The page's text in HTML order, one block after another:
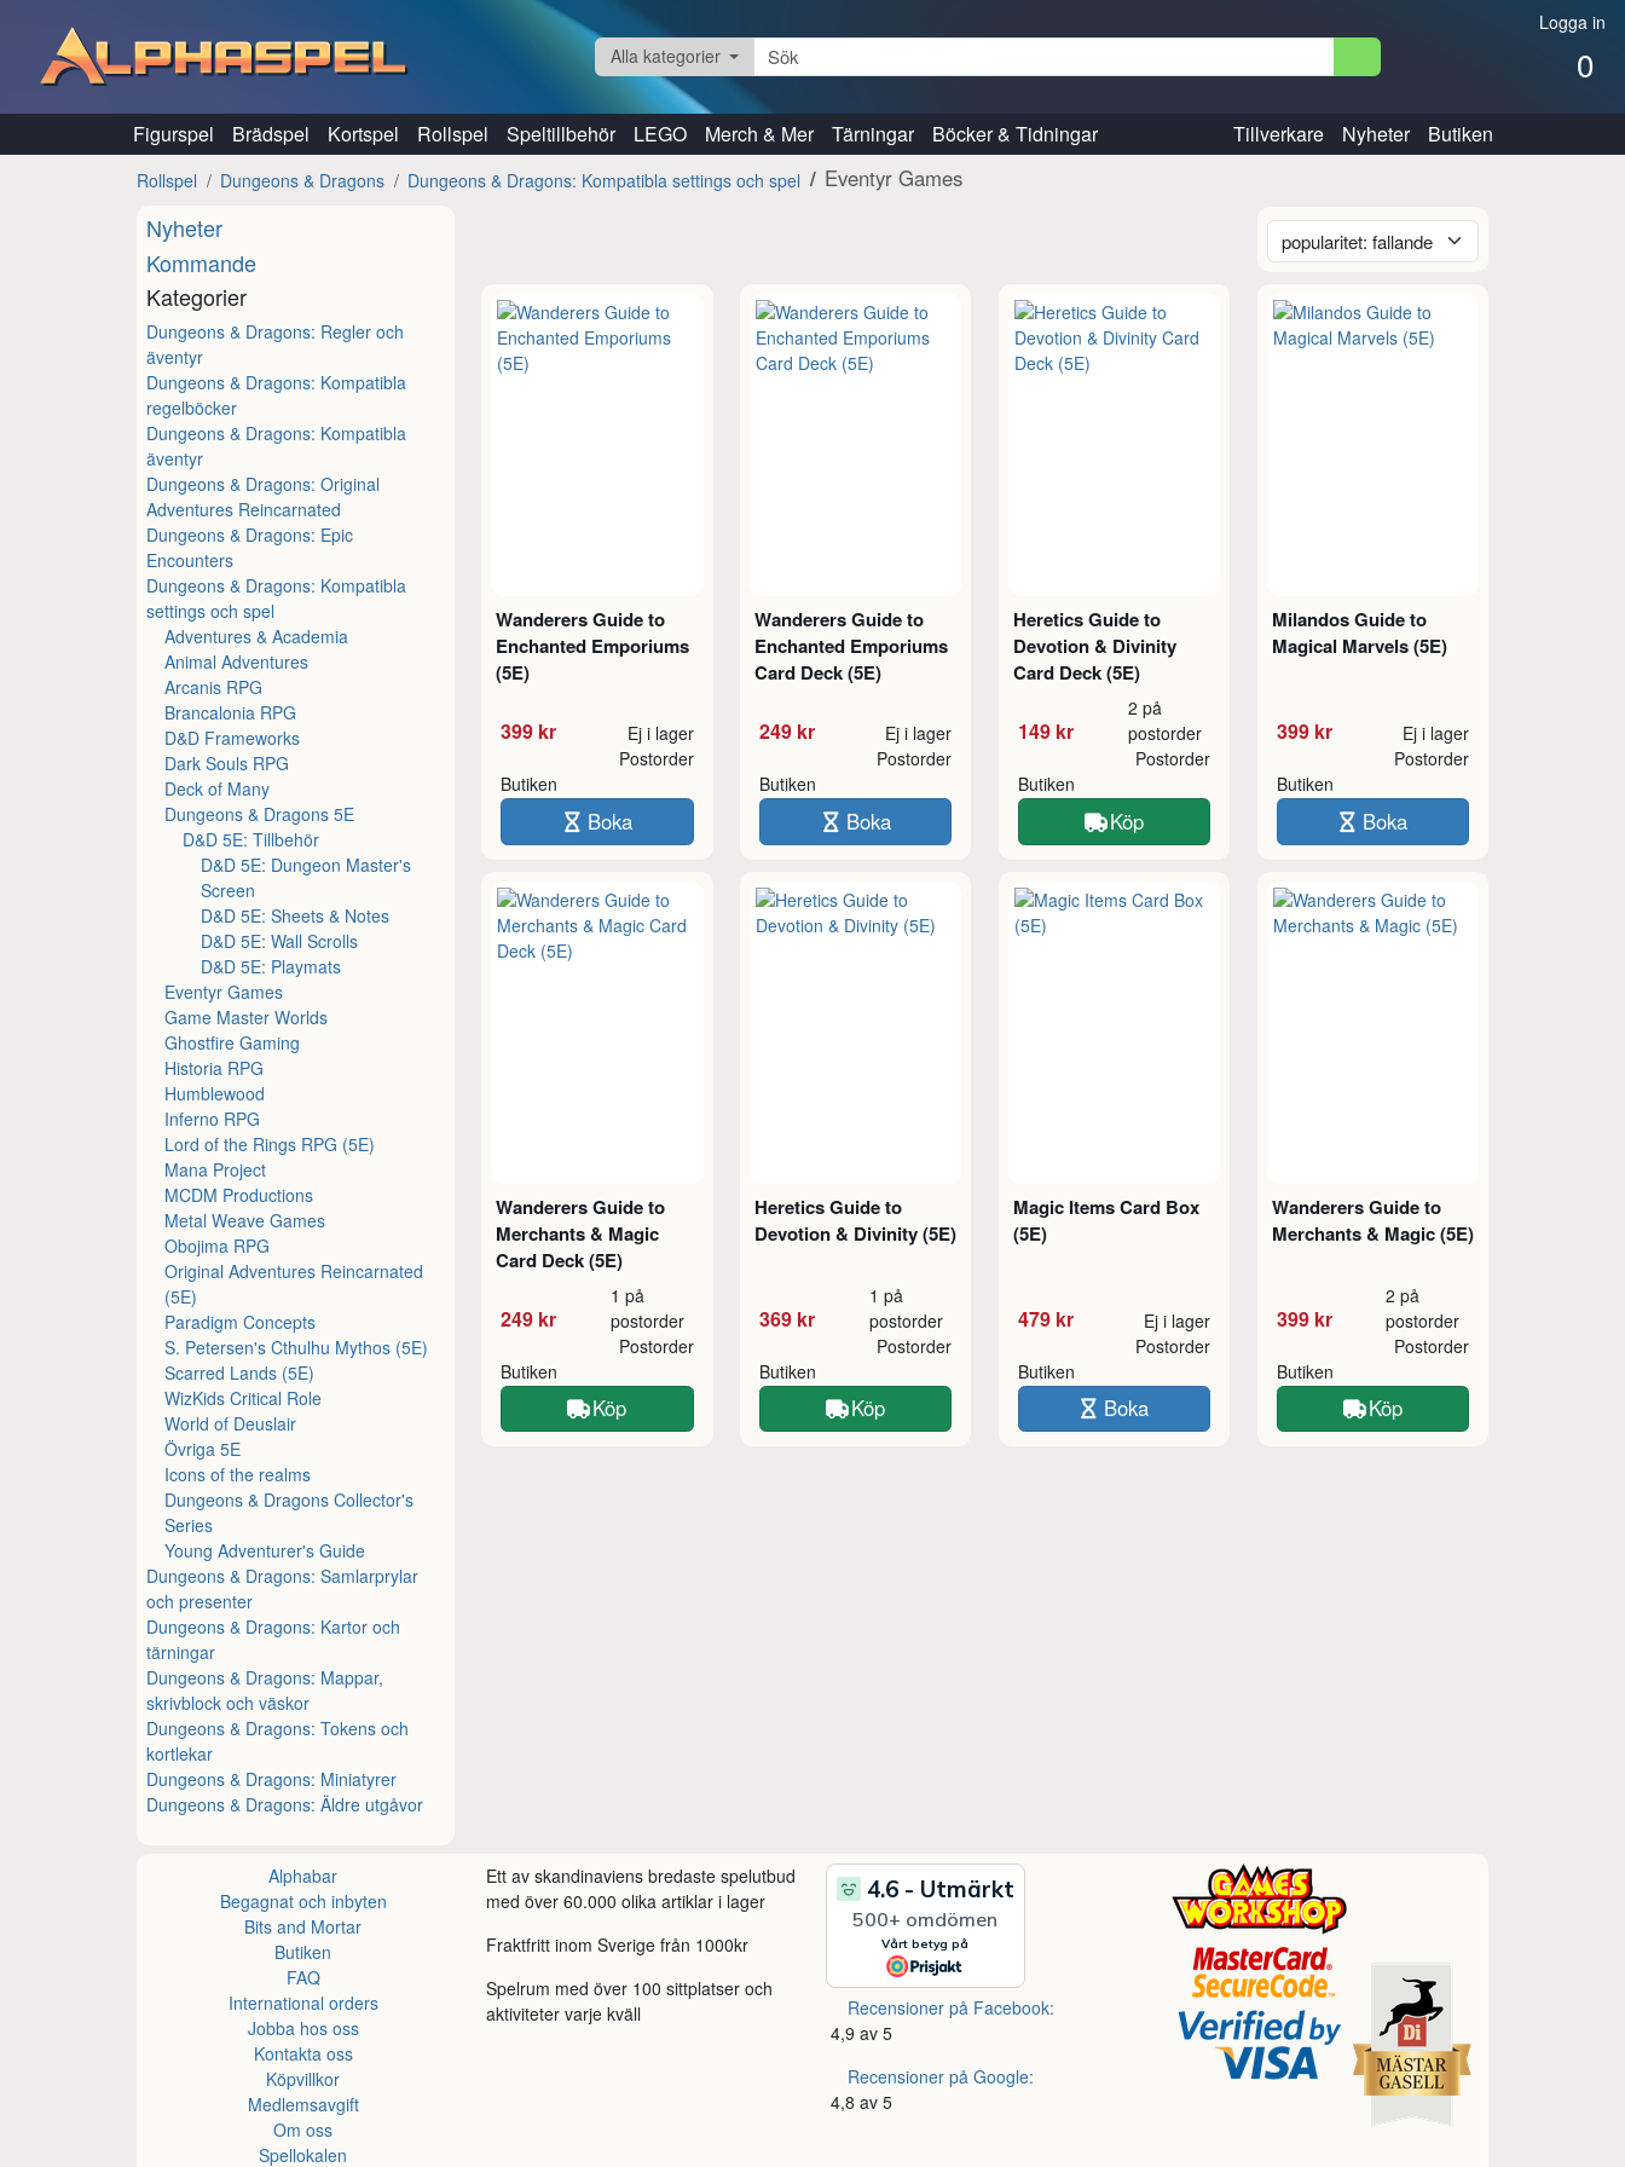
Logga in
0
Alla kategorier
Figurspel Brädspel Kortspel Rollspel Speltillbehör LEGO Merch & Mer Tärningar Böcker & Tidningar Tillverkare Nyheter Butiken
Rollspel Dungeons & Dragons Dungeons & Dragons: Kompatibla settings och spel Eventyr Games
Nyheter
Kommande
Kategorier
Dungeons & Dragons: Regler och
äventyr
Dungeons & Dragons: Kompatibla
regelböcker
Dungeons & Dragons: Kompatibla
äventyr
Dungeons & Dragons: Original
Adventures Reincarnated
Dungeons & Dragons: Epic
Encounters
Dungeons & Dragons: Kompatibla
settings och spel
Adventures & Academia
Animal Adventures
Arcanis RPG
Brancalonia RPG
D&D Frameworks
Dark Souls RPG
Deck of Many
Dungeons & Dragons 5E
D&D 5E: Tillbehör
D&D 5E: Dungeon Master's
Screen
D&D 5E: Sheets & Notes
D&D 5E: Wall Scrolls
D&D 5E: Playmats
Eventyr Games
Game Master Worlds
Ghostfire Gaming
Historia RPG
Humblewood
Inferno RPG
Lord of the Rings RPG (5E)
Mana Project
MCDM Productions
Metal Weave Games
Obojima RPG
Original Adventures Reincarnated
(5E)
Paradigm Concepts
S. Petersen's Cthulhu Mythos (5E)
Scarred Lands (5E)
WizKids Critical Role
World of Deuslair
Övriga 5E
Icons of the realms
Dungeons & Dragons Collector's
Series
Young Adventurer's Guide
Dungeons & Dragons: Samlarprylar
och presenter
Dungeons & Dragons: Kartor och
tärningar
Dungeons & Dragons: Mappar,
skrivblock och väskor
Dungeons & Dragons: Tokens och
kortlekar
Dungeons & Dragons: Miniatyrer
Dungeons & Dragons: Äldre utgåvor
Wanderers Guide to
Enchanted Emporiums
(5E)
399 kr Ej i lager
Butiken
Postorder
Boka
Wanderers Guide to
Enchanted Emporiums
Card Deck (5E)
249 kr Ej i lager
Butiken
Postorder
Boka
Heretics Guide to
Devotion & Divinity
Card Deck (5E)
149 kr
2 på
postorder
Butiken
Postorder
Köp
Milandos Guide to
Magical Marvels (5E)
399 kr Ej i lager
Butiken
Postorder
Boka
Wanderers Guide to
Merchants & Magic
Card Deck (5E)
249 kr
1 på
postorder
Butiken
Postorder
Köp
Heretics Guide to
Devotion & Divinity (5E)
369 kr
1 på
postorder
Butiken
Postorder
Köp
Magic Items Card Box
(5E)
479 kr Ej i lager
Butiken
Postorder
Boka
Wanderers Guide to
Merchants & Magic (5E)
399 kr
2 på
postorder
Butiken
Postorder
Köp
Alphabar
Begagnat och inbyten
Bits and Mortar
Butiken
FAQ
International orders
Jobba hos oss
Kontakta oss
Köpvillkor
Medlemsavgift
Om oss
Spellokalen
Ett av skandinaviens bredaste spelutbud
med över 60.000 olika artiklar i lager
Fraktfritt inom Sverige från 1000kr
Spelrum med över 100 sittplatser och
aktiviteter varje kväll
Recensioner på Facebook:
4,9 av 5
Recensioner på Google:
4,8 av 5